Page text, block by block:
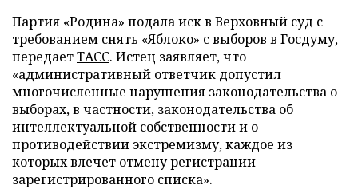
Партия «Родина» подала иск в Верховный суд с
требованием снять «Яблоко» с выборов в Госдуму,
передаетТАСС. Истец заявляет, что
«административный ответчик допустил
многочисленные нарушения законодательства о
выборах, в частности, законодательства об
интеллектуальной собственности и о
противодействии экстремизму, каждое из
которых влечет отмену регистрации
зарегистрированного списка».